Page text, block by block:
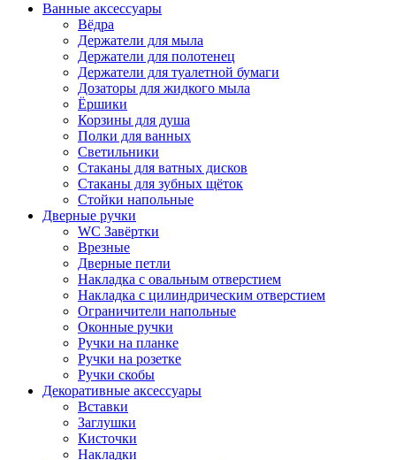
Ванные аксессуары
Вёдра
Держатели для мыла
Держатели для полотенец
Держатели для туалетной бумаги
Дозаторы для жидкого мыла
Ёршики
Корзины для душа
Полки для ванных
Светильники
Стаканы для ватных дисков
Стаканы для зубных щёток
Стойки напольные
Дверные ручки
WC Завёртки
Врезные
Дверные петли
Накладка с овальным отверстием
Накладка с цилиндрическим отверстием
Ограничители напольные
Оконные ручки
Ручки на планке
Ручки на розетке
Ручки скобы
Декоративные аксессуары
Вставки
Заглушки
Кисточки
Накладки